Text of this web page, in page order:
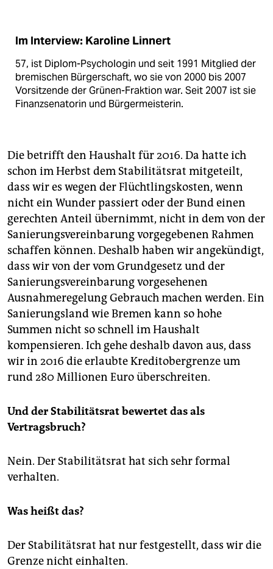
Im Interview: Karoline Linnert
57, ist Diplom-Psychologin und seit 1991 Mitglied der
bremischen Bürgerschaft, wo sie von 2000 bis 2007
Vorsitzende der Grünen-Fraktion war. Seit 2007 ist sie
Finanzsenatorin und Bürgermeisterin.
Die betrifft den Haushalt für 2016. Da hatte ich
schon im Herbst dem Stabilitätsrat mitgeteilt,
dass wir es wegen der Flüchtlingskosten, wenn
nicht ein Wunder passiert oder der Bund einen
gerechten Anteil übernimmt, nicht in dem von der
Sanierungsvereinbarung vorgegebenen Rahmen
schaffen können. Deshalb haben wir angekündigt,
dass wir von der vom Grundgesetz und der
Sanierungsvereinbarung vorgesehenen
Ausnahmeregelung Gebrauch machen werden. Ein
Sanierungsland wie Bremen kann so hohe
Summen nicht so schnell im Haushalt
kompensieren. Ich gehe deshalb davon aus, dass
wir in 2016 die erlaubte Kreditobergrenze um
rund 280 Millionen Euro überschreiten.
Und der Stabilitätsrat bewertet das als
Vertragsbruch?
Nein. Der Stabilitätsrat hat sich sehr formal
verhalten.
Was heißt das?
Der Stabilitätsrat hat nur festgestellt, dass wir die
Grenze nicht einhalten.